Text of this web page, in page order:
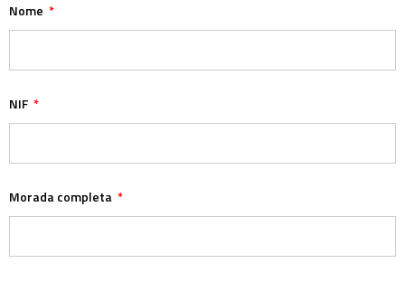
Nome
NIF
Morada completa